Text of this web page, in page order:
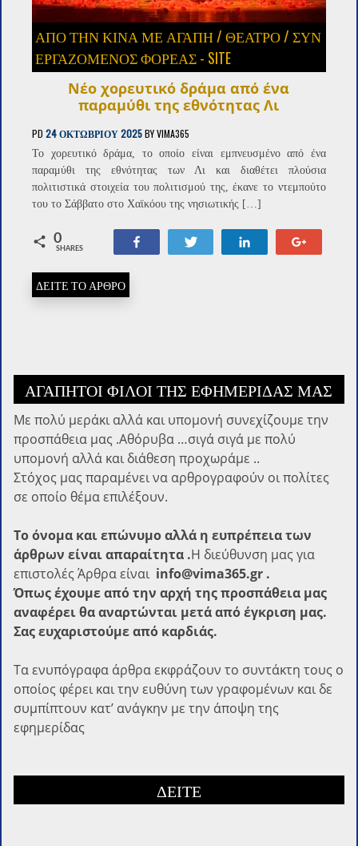
ΑΠΟ ΤΗΝ ΚΙΝΑ ΜΕ ΑΓΑΠΗ/ΘΕΑΤΡΟ/ΣΥΝ
ΕΡΓΑΖΌΜΕΝΟΣ ΦΟΡΈΑΣ - SITE
Νέο χορευτικό δράμα από ένα
παραμύθι της εθνότητας Λι
PD24 ΟΚΤΩΒΡΊΟΥ 2025BYVIMA365
Το χορευτικό δράμα, το οποίο είναι εμπνευσμένο από ένα
παραμύθι της εθνότητας των Λι και διαθέτει πλούσια
πολιτιστικά στοιχεία του πολιτισμού της, έκανε το ντεμπούτο
του το Σάββατο στο Χαϊκόου της νησιωτικής […]
0
SHARES
ΔΕΙΤΕ ΤΟ ΑΡΘΡΟ
ΑΓΑΠΗΤΟΊ ΦΊΛΟΙ ΤΗΣ ΕΦΗΜΕΡΊΔΑΣ ΜΑΣ
Με πολύ μεράκι αλλά και υπομονή συνεχίζουμε την
προσπάθεια μας .Αθόρυβα …σιγά σιγά με πολύ
υπομονή αλλά και διάθεση προχωράμε ..
Στόχος μας παραμένει να αρθρογραφούν οι πολίτες
σε οποίο θέμα επιλέξουν.
Το όνομα και επώνυμο αλλά η ευπρέπεια των
άρθρων είναι απαραίτητα .Η διεύθυνση μας για
επιστολές Άρθρα είναι info@vima365.gr .
Όπως έχουμε από την αρχή της προσπάθεια μας
αναφέρει θα αναρτώνται μετά από έγκριση μας.
Σας ευχαριστούμε από καρδιάς.
Τα ενυπόγραφα άρθρα εκφράζουν το συντάκτη τους ο
οποίος φέρει και την ευθύνη των γραφομένων και δε
συμπίπτουν κατ’ ανάγκην με την άποψη της
εφημερίδας
ΔΕΙΤΕ